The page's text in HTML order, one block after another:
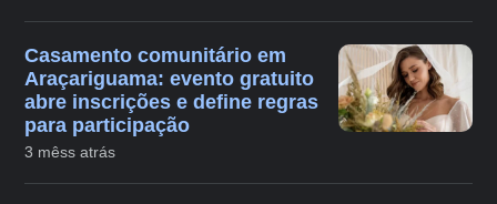
Casamento comunitário em
Araçariguama: evento gratuito
abre inscrições e define regras
para participação
3 mêss atrás